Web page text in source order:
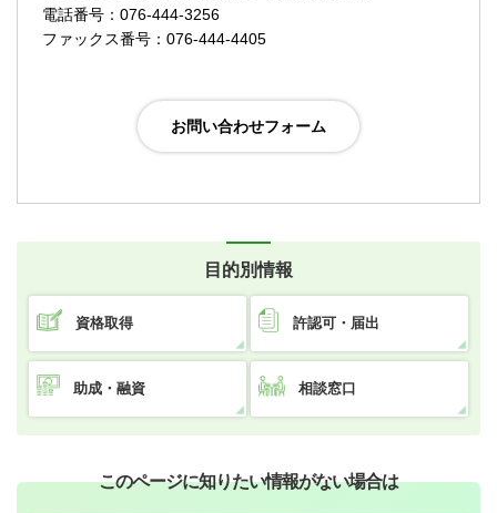
電話番号：076-444-3256
ファックス番号：076-444-4405
目的別情報
資格取得 許認可・届出
助成・融資 相談窓口
このページに知りたい情報がない場合は